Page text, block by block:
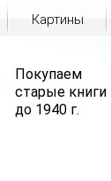
Картины
Покупаем
старые книги
до 1940 г.